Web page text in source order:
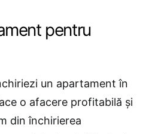
pentru
un apartament în
o afacere profitabilă și
din închirierea